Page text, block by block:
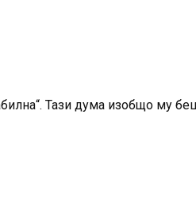
Тази дума изобщо му